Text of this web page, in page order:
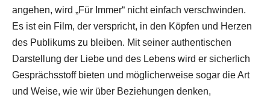
angehen, wird „Für Immer“ nicht einfach verschwinden.
Es ist ein Film, der verspricht, in den Köpfen und Herzen
des Publikums zu bleiben. Mit seiner authentischen
Darstellung der Liebe und des Lebens wird er sicherlich
Gesprächsstoff bieten und möglicherweise sogar die Art
und Weise, wie wir über Beziehungen denken,